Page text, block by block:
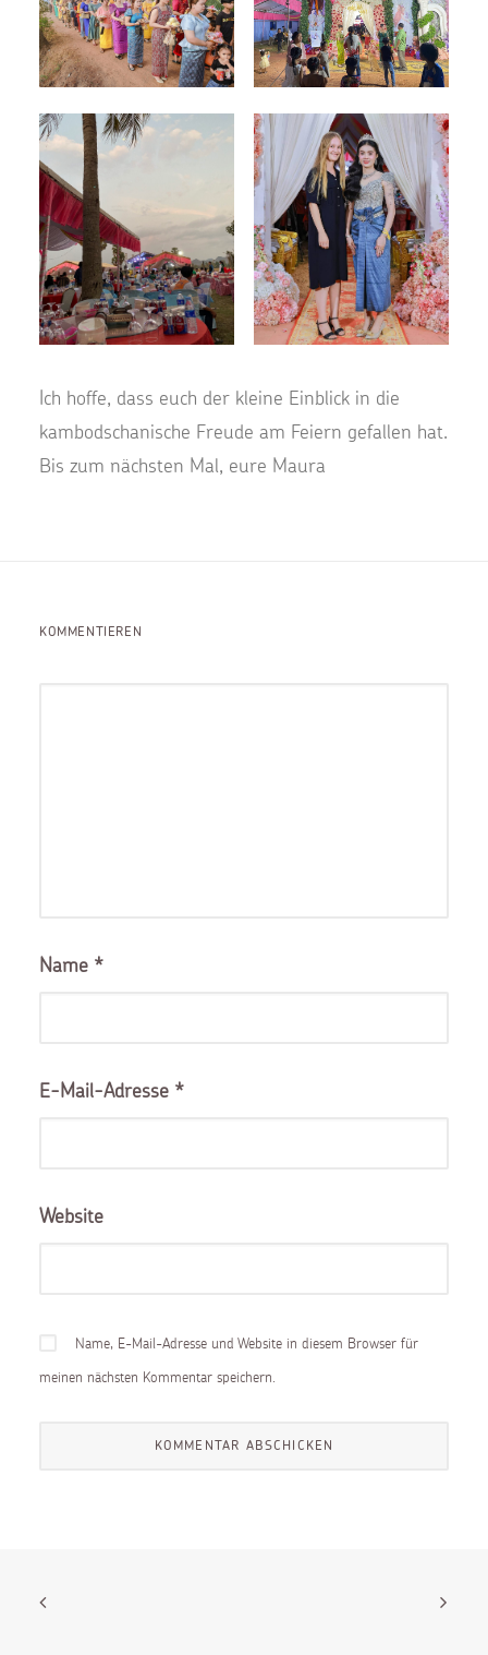
Ich hoffe, dass euch der kleine Einblick in die
kambodschanische Freude am Feiern gefallen hat.
Bis zum nächsten Mal, eure Maura
KOMMENTIEREN
Name *
E-Mail-Adresse *
Website
Name, E-Mail-Adresse und Website in diesem Browser für
meinen nächsten Kommentar speichern.